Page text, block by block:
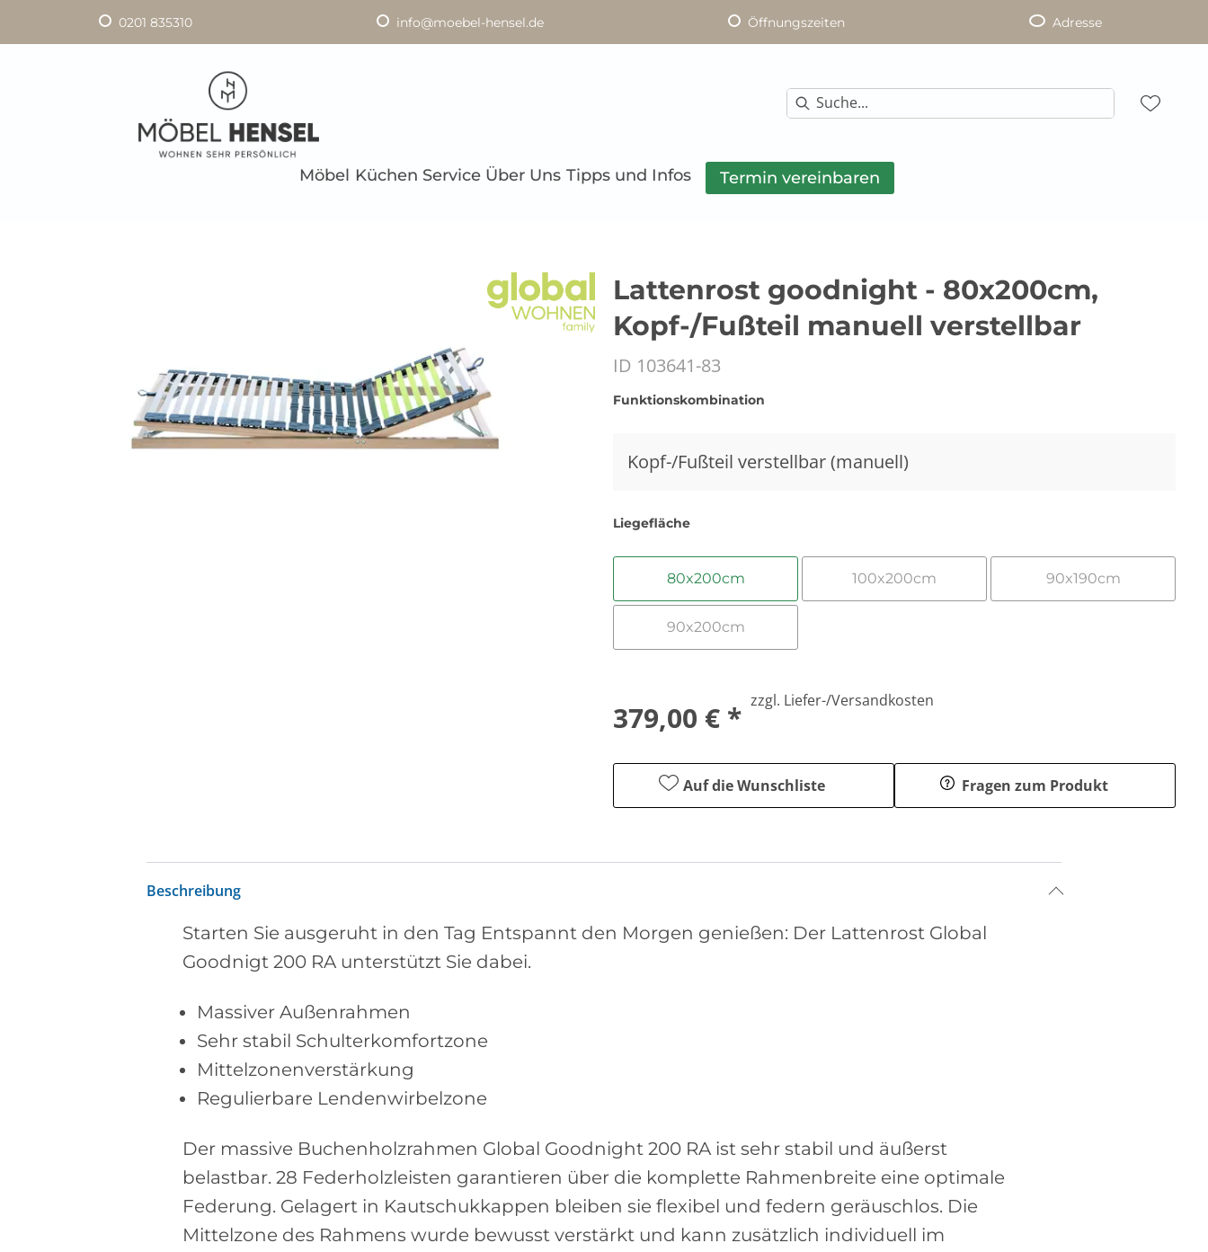
0201 835310 info@moebel-hensel.de Öffnungszeiten Adresse
Möbel Küchen Service Über Uns Tipps und Infos Termin vereinbaren
Lattenrost goodnight - 80x200cm,
Kopf-/Fußteil manuell verstellbar
ID 103641-83
Funktionskombination
Kopf-/Fußteil verstellbar (manuell)
Liegefläche
80x200cm 100x200cm 90x190cm
90x200cm
379,00 € * zzgl. Liefer-/Versandkosten
Auf die Wunschliste Fragen zum Produkt
Beschreibung
Starten Sie ausgeruht in den Tag Entspannt den Morgen genießen: Der Lattenrost Global
Goodnigt 200 RA unterstützt Sie dabei.
Massiver Außenrahmen
Sehr stabil Schulterkomfortzone
Mittelzonenverstärkung
Regulierbare Lendenwirbelzone
Der massive Buchenholzrahmen Global Goodnight 200 RA ist sehr stabil und äußerst
belastbar. 28 Federholzleisten garantieren über die komplette Rahmenbreite eine optimale
Federung. Gelagert in Kautschukkappen bleiben sie flexibel und federn geräuschlos. Die
Mittelzone des Rahmens wurde bewusst verstärkt und kann zusätzlich individuell im